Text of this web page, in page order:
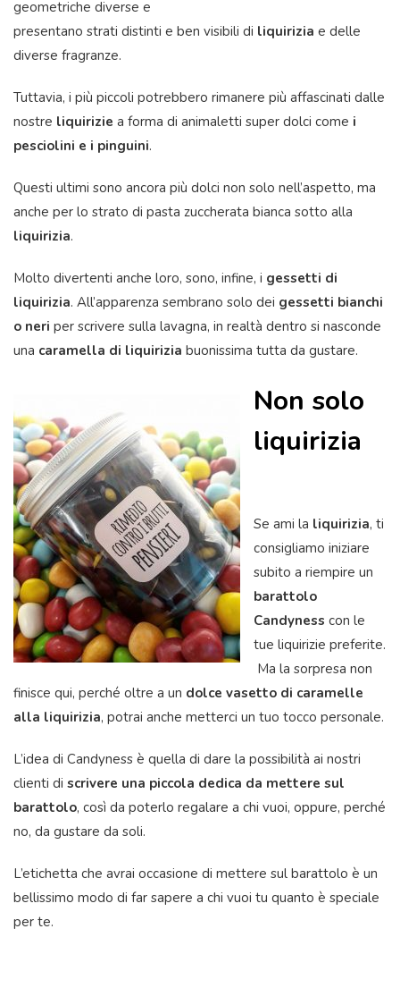
geometriche diverse e
presentano strati distinti e ben visibili di liquirizia e delle
diverse fragranze.
Tuttavia, i più piccoli potrebbero rimanere più affascinati dalle
nostre liquirizie a forma di animaletti super dolci come i
pesciolini e i pinguini.
Questi ultimi sono ancora più dolci non solo nell’aspetto, ma
anche per lo strato di pasta zuccherata bianca sotto alla
liquirizia.
Molto divertenti anche loro, sono, infine, i gessetti di
liquirizia. All’apparenza sembrano solo dei gessetti bianchi
o neri per scrivere sulla lavagna, in realtà dentro si nasconde
una caramella di liquirizia buonissima tutta da gustare.
Non solo
liquirizia
Se ami la liquirizia, ti
consigliamo iniziare
subito a riempire un
barattolo
Candyness con le
tue liquirizie preferite.
Ma la sorpresa non
finisce qui, perché oltre a un dolce vasetto di caramelle
alla liquirizia, potrai anche metterci un tuo tocco personale.
L’idea di Candyness è quella di dare la possibilità ai nostri
clienti di scrivere una piccola dedica da mettere sul
barattolo, così da poterlo regalare a chi vuoi, oppure, perché
no, da gustare da soli.
L’etichetta che avrai occasione di mettere sul barattolo è un
bellissimo modo di far sapere a chi vuoi tu quanto è speciale
per te.